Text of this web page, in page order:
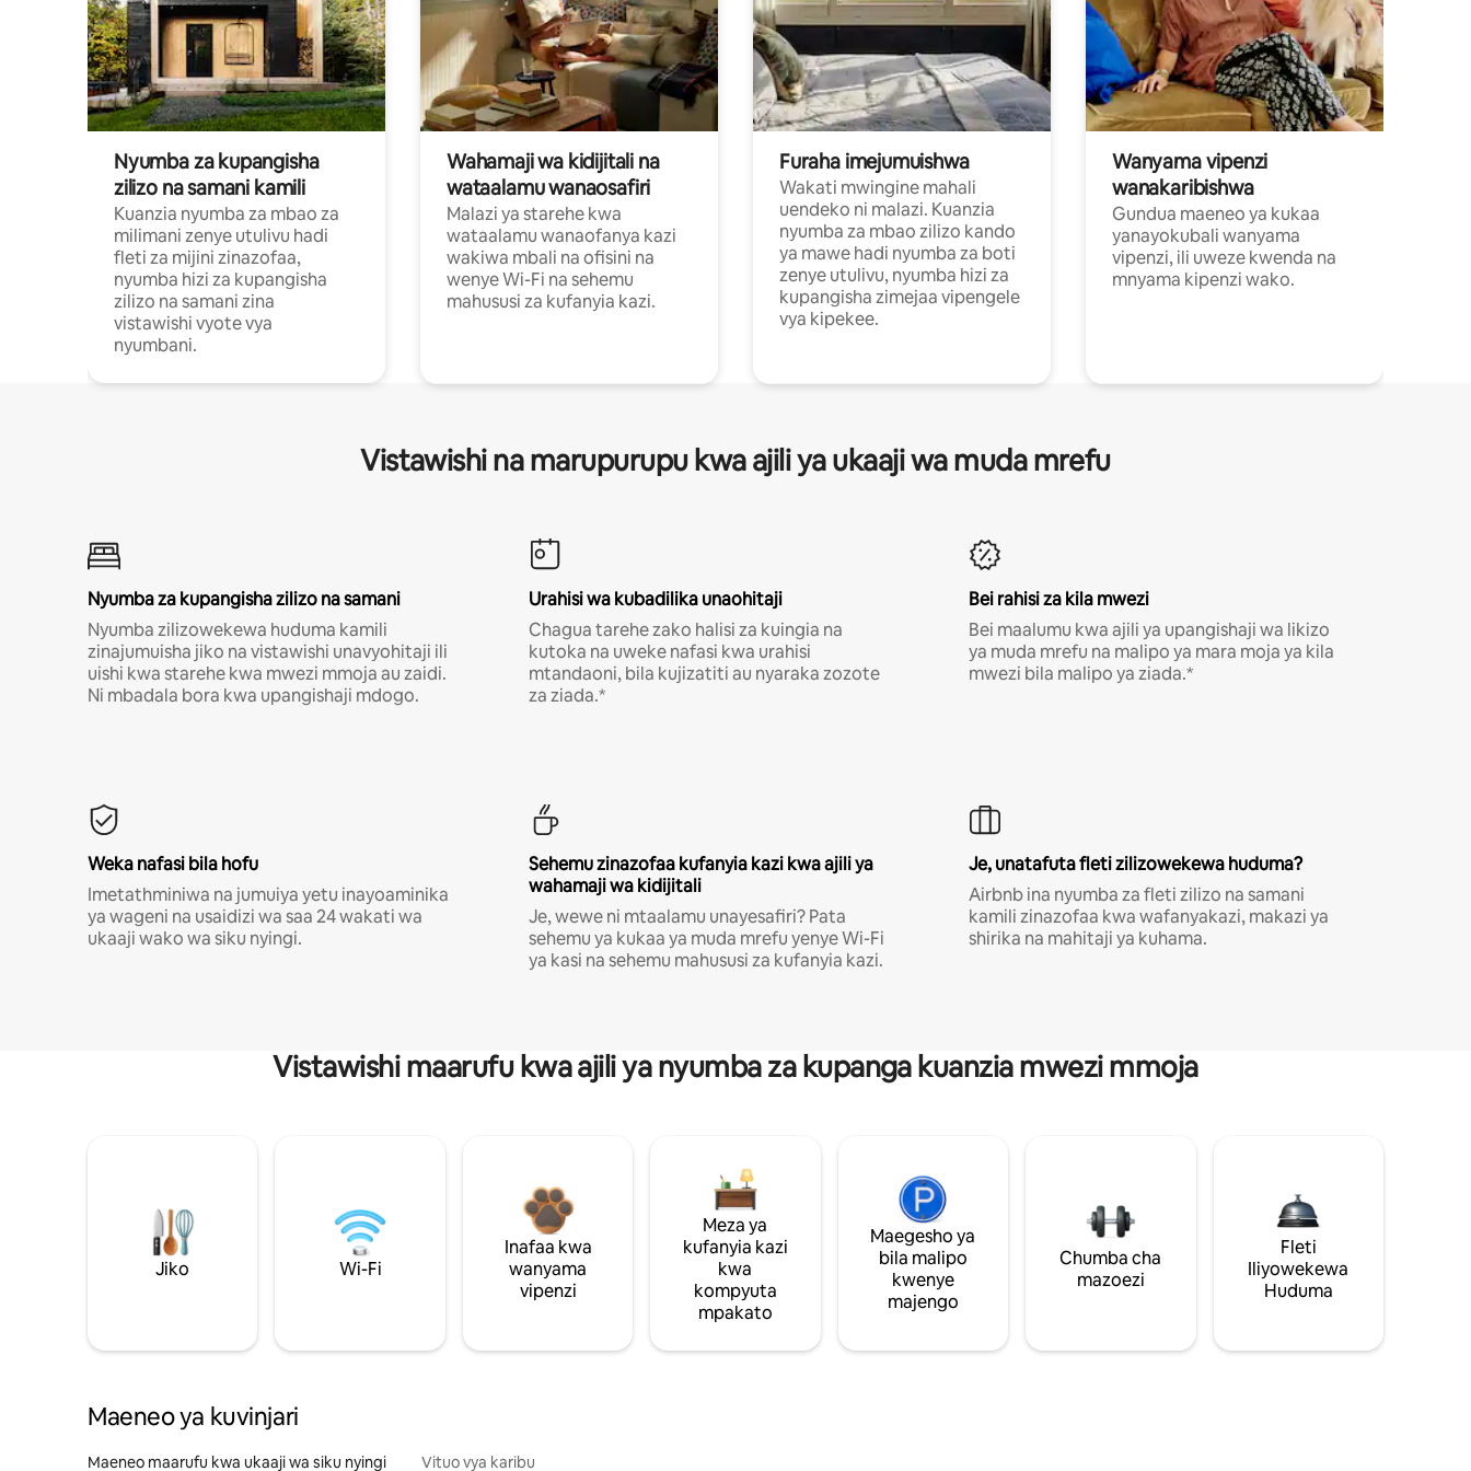
Nyumba za kupangisha
zilizo na samani kamili
Kuanzia nyumba za mbao za
milimani zenye utulivu hadi
fleti za mijini zinazofaa,
nyumba hizi za kupangisha
zilizo na samani zina
vistawishi vyote vya
nyumbani.
Wahamaji wa kidijitali na
wataalamu wanaosafiri
Malazi ya starehe kwa
wataalamu wanaofanya kazi
wakiwa mbali na ofisini na
wenye Wi-Fi na sehemu
mahususi za kufanyia kazi.
Furaha imejumuishwa
Wakati mwingine mahali
uendeko ni malazi. Kuanzia
nyumba za mbao zilizo kando
ya mawe hadi nyumba za boti
zenye utulivu, nyumba hizi za
kupangisha zimejaa vipengele
vya kipekee.
Wanyama vipenzi
wanakaribishwa
Gundua maeneo ya kukaa
yanayokubali wanyama
vipenzi, ili uweze kwenda na
mnyama kipenzi wako.
Vistawishi na marupurupu kwa ajili ya ukaaji wa muda mrefu
Nyumba za kupangisha zilizo na samani
Nyumba zilizowekewa huduma kamili
zinajumuisha jiko na vistawishi unavyohitaji ili
uishi kwa starehe kwa mwezi mmoja au zaidi.
Ni mbadala bora kwa upangishaji mdogo.
Urahisi wa kubadilika unaohitaji
Chagua tarehe zako halisi za kuingia na
kutoka na uweke nafasi kwa urahisi
mtandaoni, bila kujizatiti au nyaraka zozote
za ziada.*
Bei rahisi za kila mwezi
Bei maalumu kwa ajili ya upangishaji wa likizo
ya muda mrefu na malipo ya mara moja ya kila
mwezi bila malipo ya ziada.*
Weka nafasi bila hofu
Imetathminiwa na jumuiya yetu inayoaminika
ya wageni na usaidizi wa saa 24 wakati wa
ukaaji wako wa siku nyingi.
Sehemu zinazofaa kufanyia kazi kwa ajili ya
wahamaji wa kidijitali
Je, wewe ni mtaalamu unayesafiri? Pata
sehemu ya kukaa ya muda mrefu yenye Wi-Fi
ya kasi na sehemu mahususi za kufanyia kazi.
Je, unatafuta fleti zilizowekewa huduma?
Airbnb ina nyumba za fleti zilizo na samani
kamili zinazofaa kwa wafanyakazi, makazi ya
shirika na mahitaji ya kuhama.
Vistawishi maarufu kwa ajili ya nyumba za kupanga kuanzia mwezi mmoja
Jiko Wi-Fi
Inafaa kwa
wanyama
vipenzi
Meza ya
kufanyia kazi
kwa
kompyuta
mpakato
Maegesho ya
bila malipo
kwenye
majengo
Chumba cha
mazoezi
Fleti
Iliyowekewa
Huduma
Maeneo ya kuvinjari
Maeneo maarufu kwa ukaaji wa siku nyingi Vituo vya karibu